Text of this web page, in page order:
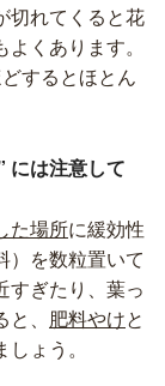
切れてくると花
くあります。
するとほとん
には注意して
た場所に緩効性
）を数粒置いて
すぎたり、葉っ
、 肥料やけと
ょう。